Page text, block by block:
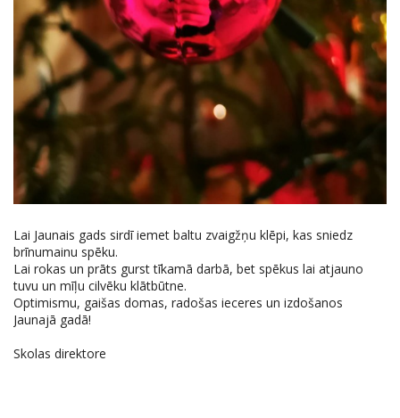
Lai Jaunais gads sirdī iemet baltu zvaigžņu klēpi, kas sniedz
brīnumainu spēku.
Lai rokas un prāts gurst tīkamā darbā, bet spēkus lai atjauno
tuvu un mīļu cilvēku klātbūtne.
Optimismu, gaišas domas, radošas ieceres un izdošanos
Jaunajā gadā!
Skolas direktore